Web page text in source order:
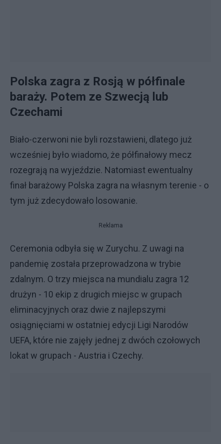
Polska zagra z Rosją w półfinale
baraży. Potem ze Szwecją lub
Czechami
Biało-czerwoni nie byli rozstawieni, dlatego już
wcześniej było wiadomo, że półfinałowy mecz
rozegrają na wyjeździe. Natomiast ewentualny
finał barażowy Polska zagra na własnym terenie - o
tym już zdecydowało losowanie.
Reklama
Ceremonia odbyła się w Zurychu. Z uwagi na
pandemię została przeprowadzona w trybie
zdalnym. O trzy miejsca na mundialu zagra 12
drużyn - 10 ekip z drugich miejsc w grupach
eliminacyjnych oraz dwie z najlepszymi
osiągnięciami w ostatniej edycji Ligi Narodów
UEFA, które nie zajęły jednej z dwóch czołowych
lokat w grupach - Austria i Czechy.